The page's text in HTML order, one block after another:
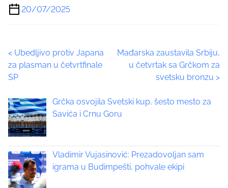
a
r
h
i
s
o
s
t
n
:
20/07/2025
P
o
s
t
s
n
a
< Ubedljivo protiv Japana
za plasman u četvrtfinale
SP
Mađarska zaustavila Srbiju,
u četvrtak sa Grčkom za
svetsku bronzu >
Grčka osvojila Svetski kup, šesto mesto za
Savića i Crnu Goru
Vladimir Vujasinović: Prezadovoljan sam
igrama u Budimpešti, pohvale ekipi